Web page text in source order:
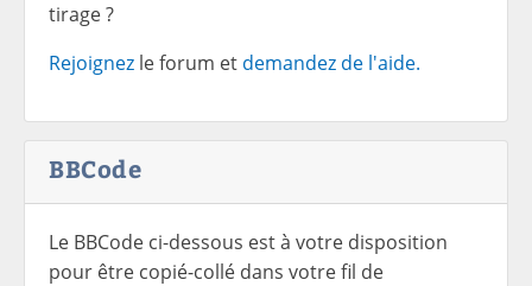
tirage ?
Rejoignez le forum et demandez de l'aide.
BBCode
Le BBCode ci-dessous est à votre disposition
pour être copié-collé dans votre fil de